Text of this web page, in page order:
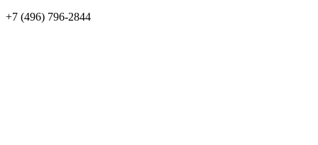
+7 (496) 796-2844